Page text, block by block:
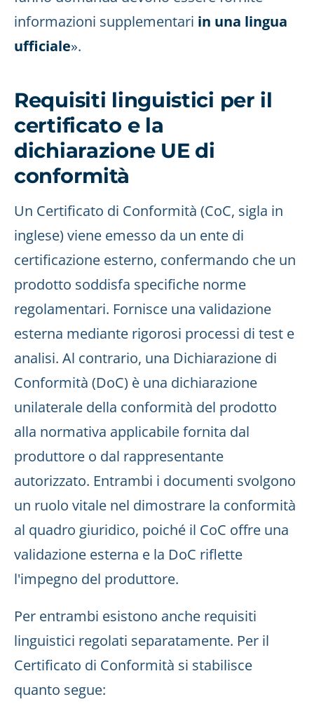
informazioni supplementari in una lingua
ufficiale».
Requisiti linguistici per il
certificato e la
dichiarazione UE di
conformità
Un Certificato di Conformità (CoC, sigla in
inglese) viene emesso da un ente di
certificazione esterno, confermando che un
prodotto soddisfa specifiche norme
regolamentari. Fornisce una validazione
esterna mediante rigorosi processi di test e
analisi. Al contrario, una Dichiarazione di
Conformità (DoC) è una dichiarazione
unilaterale della conformità del prodotto
alla normativa applicabile fornita dal
produttore o dal rappresentante
autorizzato. Entrambi i documenti svolgono
un ruolo vitale nel dimostrare la conformità
al quadro giuridico, poiché il CoC offre una
validazione esterna e la DoC riflette
l'impegno del produttore.
Per entrambi esistono anche requisiti
linguistici regolati separatamente. Per il
Certificato di Conformità si stabilisce
quanto segue: